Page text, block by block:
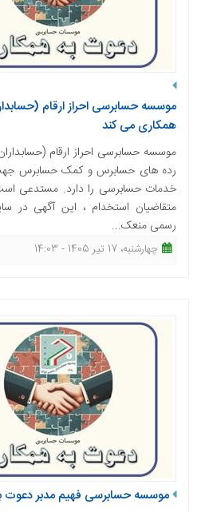
موسسه حسابرسی احراز ارقام
همکاری می کند
موسسه حسابرسی احراز ارقام
رده های حسابرس و کمک حسابرس
خدمات حسابرسی را دارد. مستدعی
متقاضیان استخدام ، این آگهی در
رسمی منعک...
چهارشنبه، 17 تیر 1405 - 14:03
موسسه حسابرسی فهیم مدبر دعوت